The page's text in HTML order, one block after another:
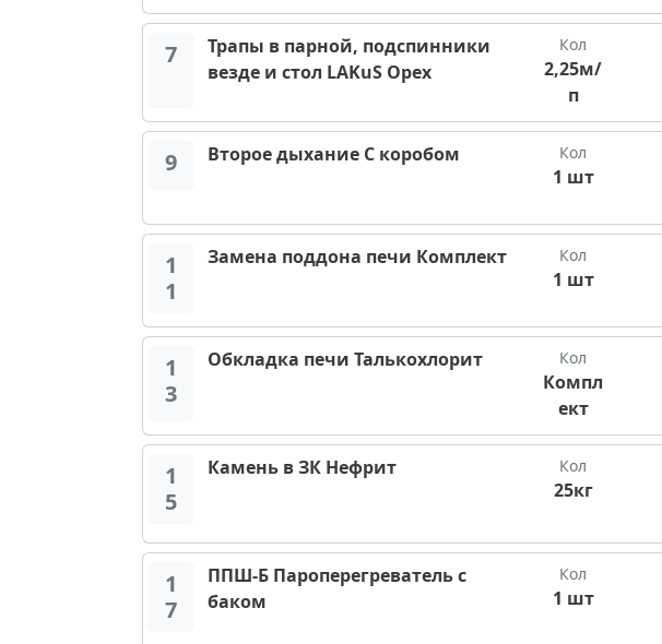
7
Трапы в парной, подспинники
везде и стол LAKuS Орех
Кол
2,25м/
п
9 Второе дыхание С коробом Кол
1 шт
1
1
Замена поддона печи Комплект Кол
1 шт
1
3
Обкладка печи Талькохлорит Кол
Компл
ект
1
5
Камень в ЗК Нефрит Кол
25кг
1
7
ППШ-Б Пароперегреватель с
баком
Кол
1 шт